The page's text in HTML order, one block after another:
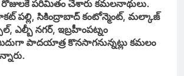
పరిమితం చేశారు కమలనాథులు.
పల్లి, సికింద్రాబాద్ కంటోన్మెంట్, మల్కాజ్
ఎల్బీ నగర్, ఇబ్రహీంపట్నం
పాదయాత్ర కొనసాగనున్నట్లు కమలం